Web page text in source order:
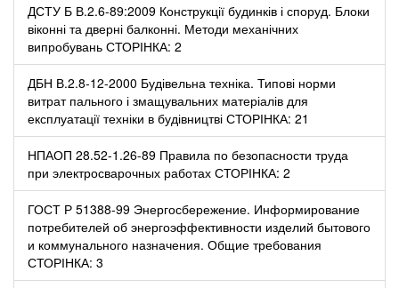
ДСТУ Б В.2.6-89:2009 Конструкції будинків і споруд. Блоки
віконні та дверні балконні. Методи механічних
випробувань СТОРІНКА: 2
ДБН В.2.8-12-2000 Будівельна техніка. Типові норми
витрат пального і змащувальних матеріалів для
експлуатації техніки в будівництві СТОРІНКА: 21
НПАОП 28.52-1.26-89 Правила по безопасности труда
при электросварочных работах СТОРІНКА: 2
ГОСТ Р 51388-99 Энергосбережение. Информирование
потребителей об энергоэффективности изделий бытового
и коммунального назначения. Общие требования
СТОРІНКА: 3